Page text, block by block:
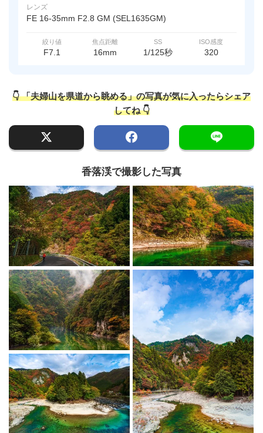
レンズ
FE 16-35mm F2.8 GM (SEL1635GM)
絞り値
F7.1
焦点距離
16mm
SS
1/125秒
ISO感度
320
👇 「夫婦山を県道から眺める」の写真が気に入ったらシェア
してね 👇
香落渓で撮影した写真